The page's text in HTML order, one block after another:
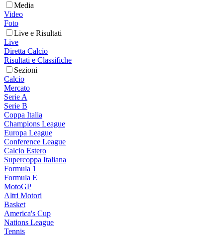
Media
Video
Foto
Live e Risultati
Live
Diretta Calcio
Risultati e Classifiche
Sezioni
Calcio
Mercato
Serie A
Serie B
Coppa Italia
Champions League
Europa League
Conference League
Calcio Estero
Supercoppa Italiana
Formula 1
Formula E
MotoGP
Altri Motori
Basket
America's Cup
Nations League
Tennis